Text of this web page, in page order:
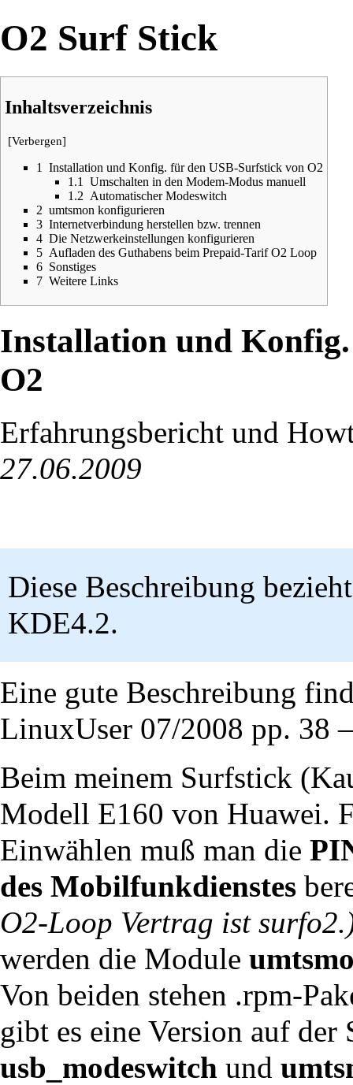
O2 Surf Stick
Inhaltsverzeichnis
[Verbergen]
1
Installation und Konfig. für den USB-Surfstick von O2
1.1
Umschalten in den Modem-Modus manuell
1.2 Automatischer Modeswitch
2 umtsmon konfigurieren
3 Internetverbindung herstellen bzw. trennen
4 Die Netzwerkeinstellungen konfigurieren
5 Aufladen des Guthabens beim Prepaid-Tarif O2 Loop
6 Sonstiges
7 Weitere Links
Installation und
O2
Erfahrungsbericht und
27.06.2009
Diese Beschreibung
KDE4.2.
Eine gute Beschreibung
LinuxUser 07/2008 pp. 38
Beim meinem Surfstick
Modell E160 von Huawei.
Einwählen muß man die
des Mobilfunkdienstes
O2-Loop Vertrag ist
werden die Module
Von beiden stehen .rpm-
gibt es eine Version auf
usb_modeswitch und